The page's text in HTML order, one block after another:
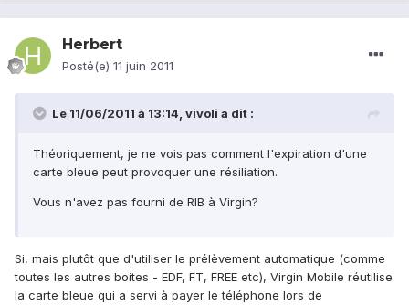
Herbert
Posté(e) 11 juin 2011
Le 11/06/2011 à 13:14, vivoli a dit :
Théoriquement, je ne vois pas comment l'expiration d'une
carte bleue peut provoquer une résiliation.
Vous n'avez pas fourni de RIB à Virgin?
Si, mais plutôt que d'utiliser le prélèvement automatique (comme
toutes les autres boites - EDF, FT, FREE etc), Virgin Mobile réutilise
la carte bleue qui a servi à payer le téléphone lors de